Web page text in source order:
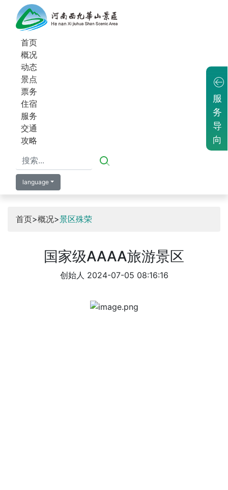
首页
概况
动态
景点
票务
住宿
服务
交通
攻略
language
首页>概况>景区殊荣
国家级AAAA旅游景区
创始人 2024-07-05 08:16:16
服
务
导
向